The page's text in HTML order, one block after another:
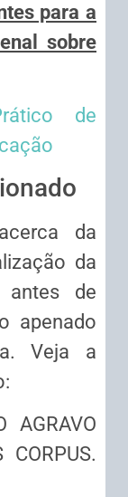
para a
sobre
de
da
da
antes de
apenado
Veja a
AGRAVO
CORPUS.